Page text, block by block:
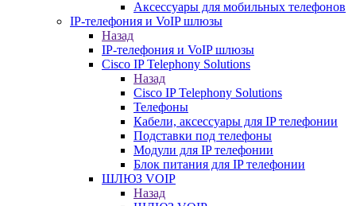
Аксессуары для мобильных телефонов
IP-телефония и VoIP шлюзы
Назад
IP-телефония и VoIP шлюзы
Cisco IP Telephony Solutions
Назад
Cisco IP Telephony Solutions
Телефоны
Кабели, аксессуары для IP телефонии
Подставки под телефоны
Модули для IP телефонии
Блок питания для IP телефонии
ШЛЮЗ VOIP
Назад